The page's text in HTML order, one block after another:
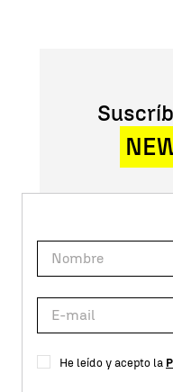
He leído y acepto la